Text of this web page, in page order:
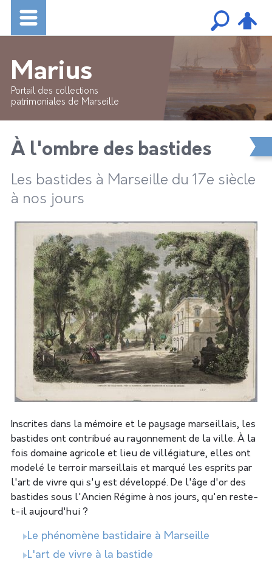
Marius
Portail des collections
patrimoniales de Marseille
À l'ombre des bastides
Les bastides à Marseille du 17e siècle
à nos jours
Inscrites dans la mémoire et le paysage marseillais, les
bastides ont contribué au rayonnement de la ville. À la
fois domaine agricole et lieu de villégiature, elles ont
modelé le terroir marseillais et marqué les esprits par
l'art de vivre qui s'y est développé. De l'âge d'or des
bastides sous l'Ancien Régime à nos jours, qu'en reste-
t-il aujourd'hui ?
Le phénomène bastidaire à Marseille
L'art de vivre à la bastide